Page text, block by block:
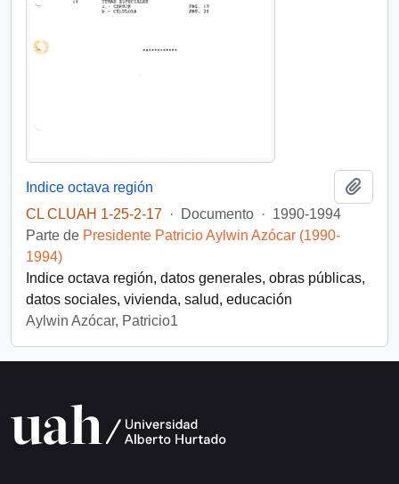
Indice octava región
CL CLUAH 1-25-2-17 · Documento · 1990-1994
Parte de Presidente Patricio Aylwin Azócar (1990-
1994)
Indice octava región, datos generales, obras públicas,
datos sociales, vivienda, salud, educación
Aylwin Azócar, Patricio1